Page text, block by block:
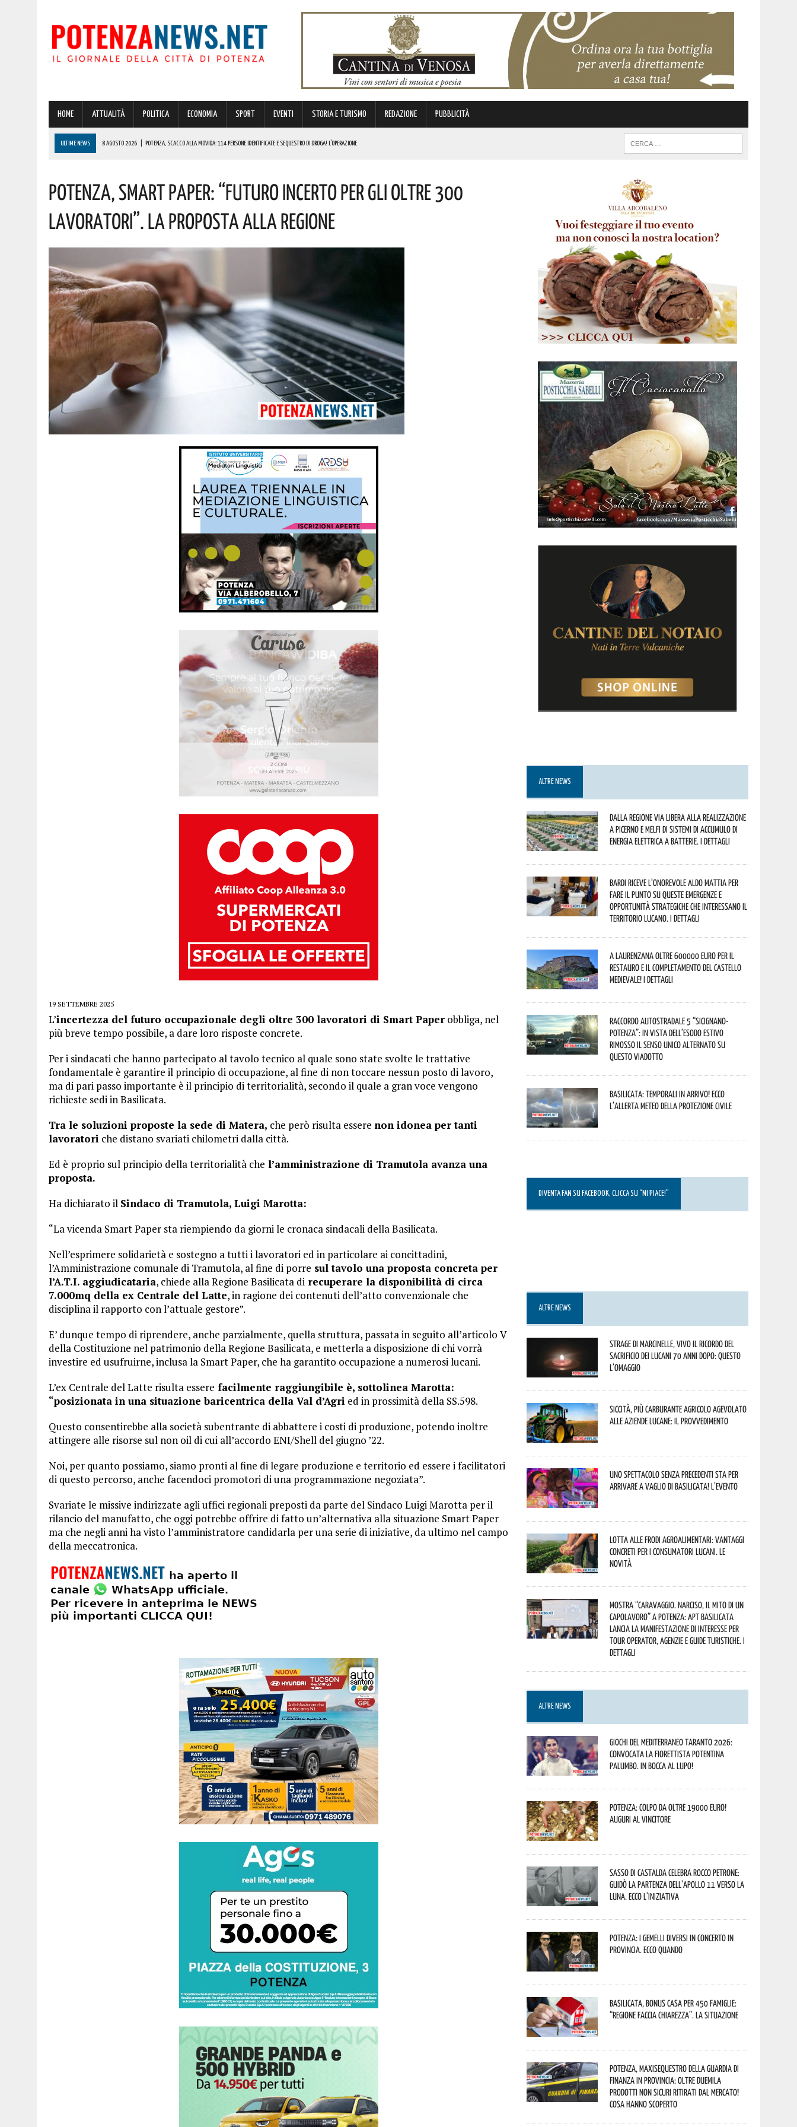
HOME ATTUALITÀ POLITICA ECONOMIA SPORT EVENTI STORIA E TURISMO REDAZIONE PUBBLICITÀ
ULTIME NEWS 8 AGOSTO 2026 POTENZA, SCACCO ALLA MOVIDA: 114 PERSONE IDENTIFICATE E SEQUESTRO DI DROGA! L’OPERAZIONE
POTENZA: CLEMENTINO PORTA L’ENERGIA DI “GRANDE ANIMA” IN PROVINCIA. IL CONCERTO AD INGRESSO GRATUITO
8 AGOSTO 2026 | NOMINA AGENZIA SPAZIALE: IL LUCANO COSPITO È IL NUOVO COMMISSARIO. LE PAROLE DI BARDI
8 AGOSTO 2026 | BASILICATA: OLTRE 151 MILIONI PER IMPRESE, LAVORO ED ENERGIA SOSTENIBILE. I DETTAGLI
Potenza, Smart Paper: “Futuro Incerto Per Gli Oltre 300
Lavoratori”. La Proposta Alla Regione
19 SETTEMBRE 2025
L’incertezza del futuro occupazionale degli oltre 300 lavoratori di Smart Paper obbliga, nel
più breve tempo possibile, a dare loro risposte concrete.
Per i sindacati che hanno partecipato al tavolo tecnico al quale sono state svolte le trattative
fondamentale è garantire il principio di occupazione, al fine di non toccare nessun posto di lavoro,
ma di pari passo importante è il principio di territorialità, secondo il quale a gran voce vengono
richieste sedi in Basilicata.
Tra le soluzioni proposte la sede di Matera, che però risulta essere non idonea per tanti
lavoratori che distano svariati chilometri dalla città.
Ed è proprio sul principio della territorialità che l’amministrazione di Tramutola avanza una
proposta.
Ha dichiarato il Sindaco di Tramutola, Luigi Marotta:
“La vicenda Smart Paper sta riempiendo da giorni le cronaca sindacali della Basilicata.
Nell’esprimere solidarietà e sostegno a tutti i lavoratori ed in particolare ai concittadini,
l’Amministrazione comunale di Tramutola, al fine di porre sul tavolo una proposta concreta per
l’A.T.I. aggiudicataria, chiede alla Regione Basilicata di recuperare la disponibilità di circa
7.000mq della ex Centrale del Latte, in ragione dei contenuti dell’atto convenzionale che
disciplina il rapporto con l’attuale gestore”.
E’ dunque tempo di riprendere, anche parzialmente, quella struttura, passata in seguito all’articolo V
della Costituzione nel patrimonio della Regione Basilicata, e metterla a disposizione di chi vorrà
investire ed usufruirne, inclusa la Smart Paper, che ha garantito occupazione a numerosi lucani.
L’ex Centrale del Latte risulta essere facilmente raggiungibile è, sottolinea Marotta:
“posizionata in una situazione baricentrica della Val d’Agri ed in prossimità della SS.598.
Questo consentirebbe alla società subentrante di abbattere i costi di produzione, potendo inoltre
attingere alle risorse sul non oil di cui all’accordo ENI/Shell del giugno ’22.
Noi, per quanto possiamo, siamo pronti al fine di legare produzione e territorio ed essere i facilitatori
di questo percorso, anche facendoci promotori di una programmazione negoziata”.
Svariate le missive indirizzate agli uffici regionali preposti da parte del Sindaco Luigi Marotta per il
rilancio del manufatto, che oggi potrebbe offrire di fatto un’alternativa alla situazione Smart Paper
ma che negli anni ha visto l’amministratore candidarla per una serie di iniziative, da ultimo nel campo
della meccatronica.
ALTRE NEWS
Dalla Regione via libera alla realizzazione
a Picerno e Melfi di sistemi di accumulo di
energia elettrica a batterie. I dettagli
Bardi riceve l’onorevole Aldo Mattia per
fare il punto su queste emergenze e
opportunità strategiche che interessano il
territorio lucano. I dettagli
A Laurenzana oltre 600000 euro per il
restauro e il completamento del Castello
Medievale! I dettagli
Raccordo Autostradale 5 “Sicignano-
Potenza”: in vista dell’esodo estivo
rimosso il senso unico alternato su
questo viadotto
Basilicata: temporali in arrivo! Ecco
l’allerta meteo della Protezione civile
DIVENTA FAN SU FACEBOOK, CLICCA SU “MI PIACE!”
ALTRE NEWS
Strage di Marcinelle, vivo il ricordo del
sacrificio dei lucani 70 anni dopo: questo
l’omaggio
Siccità, più carburante agricolo agevolato
alle aziende lucane: il provvedimento
Uno spettacolo senza precedenti sta per
arrivare a Vaglio di Basilicata! L’evento
Lotta alle frodi agroalimentari: vantaggi
concreti per i consumatori lucani. Le
novità
Mostra “Caravaggio. Narciso, il mito di un
capolavoro” a Potenza: APT Basilicata
lancia la manifestazione di interesse per
Tour Operator, Agenzie e Guide Turistiche. I
dettagli
ALTRE NEWS
Giochi del Mediterraneo Taranto 2026:
convocata la fiorettista potentina
Palumbo. In bocca al lupo!
Potenza: colpo da oltre 19000 Euro!
Auguri al vincitore
Sasso di Castalda celebra Rocco Petrone:
guidò la partenza dell’Apollo 11 verso la
Luna. Ecco l’iniziativa
Potenza: i Gemelli DiVersi in concerto in
provincia. Ecco quando
Basilicata, Bonus casa per 450 famiglie:
“Regione faccia chiarezza”. La situazione
Potenza, maxisequestro della Guardia di
Finanza in provincia: oltre duemila
prodotti non sicuri ritirati dal mercato!
Cosa hanno scoperto